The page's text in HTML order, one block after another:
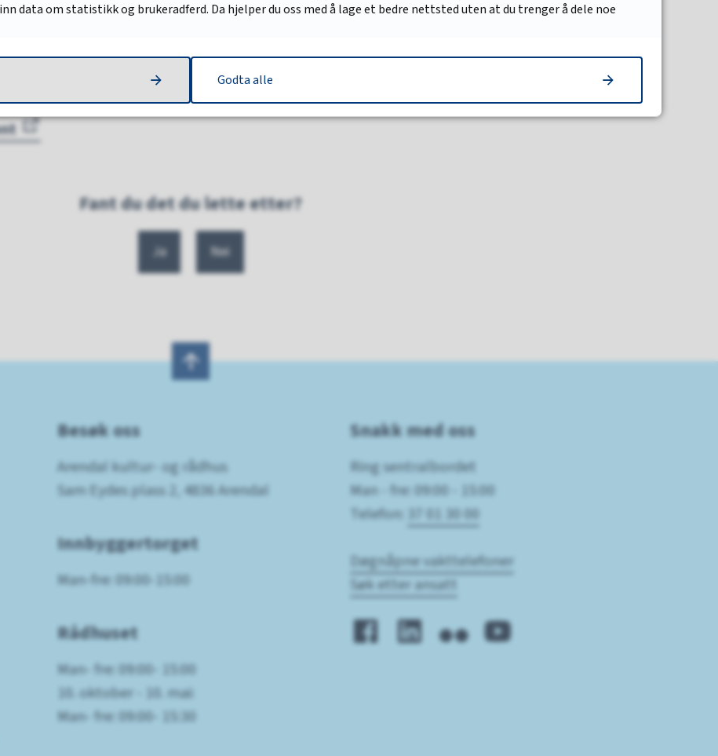
(10.12.2014)
Fant du det du lette etter?
Ja Nei
Besøk oss
Arendal kultur- og rådhus
Sam Eydes plass 2, 4836 Arendal
Innbyggertorget
Man-fre: 09:00-15:00
Rådhuset
Man- fre: 09:00- 15:00
10. oktober - 10. mai:
Man- fre: 09:00- 15:30
Snakk med oss
Ring sentralbordet
Man - fre: 09:00 - 15:00
Telefon: 37 01 30 00
Døgnåpne vakttelefoner
Søk etter ansatt
data om statistikk og brukeradferd. Da hjelper du oss med å lage et bedre nettsted uten at du trenger å dele noe
Godta alle